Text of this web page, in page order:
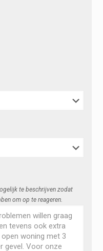
te beschrijven zodat
om op te reageren.